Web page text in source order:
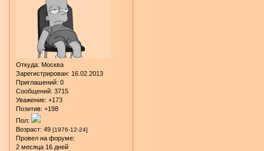
Откуда: Москва
Зарегистрирован: 16.02.2013
Приглашений: 0
Сообщений: 3715
Уважение: +173
Позитив: +198
Пол:
Возраст: 49 [1976-12-24]
Провел на форуме:
2 месяца 16 дней